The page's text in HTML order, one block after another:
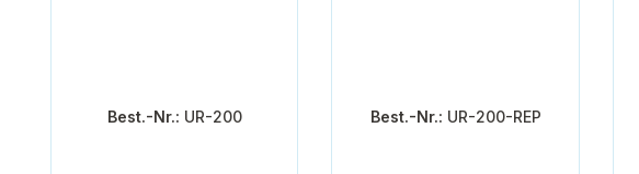
Best.-Nr.: UR-200 Best.-Nr.: UR-200-REP